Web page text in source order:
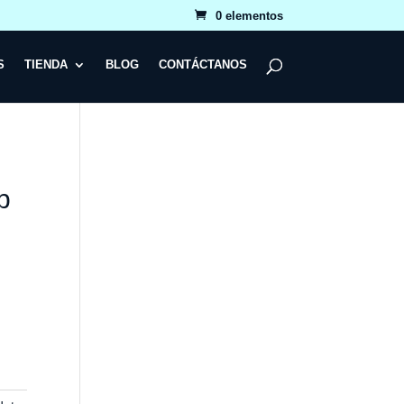
0 elementos
TIENDA BLOG CONTÁCTANOS